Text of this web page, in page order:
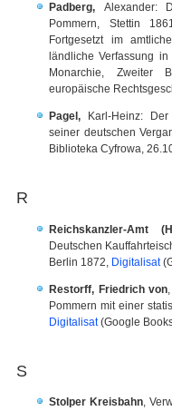
Padberg, Alexander:
Pommern, Stettin
Fortgesetzt im
ländliche Verfassung
Monarchie, Zweiter
europäische
Pagel,
Karl-Heinz:
seiner deutschen
Biblioteka Cyfrowa,
R
Reichskanzler-Amt
Deutschen
Berlin 1872, Digitalisat
Restorff, Friedrich von
Pommern mit einer
Digitalisat(Google
S
Stolper Kreisbahn,